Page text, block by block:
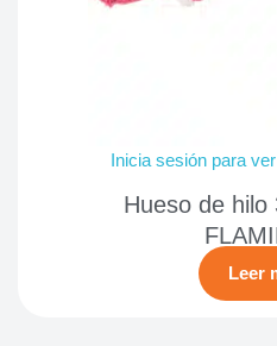
Inicia sesión para
Hueso de hilo
Leer